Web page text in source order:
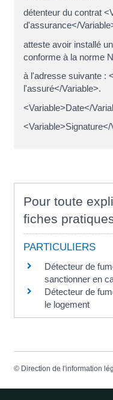
détenteur du contrat
d'assurance</
atteste avoir installé
conforme à la norme
à l'adresse suivante :
l'assuré</Variable>.
<Variable>Date</
<Variable>Signature</
Pour toute
fiches
PARTICULIERS
Détecteur de
sanctionner en
Détecteur de
le logement
© Direction de l'information